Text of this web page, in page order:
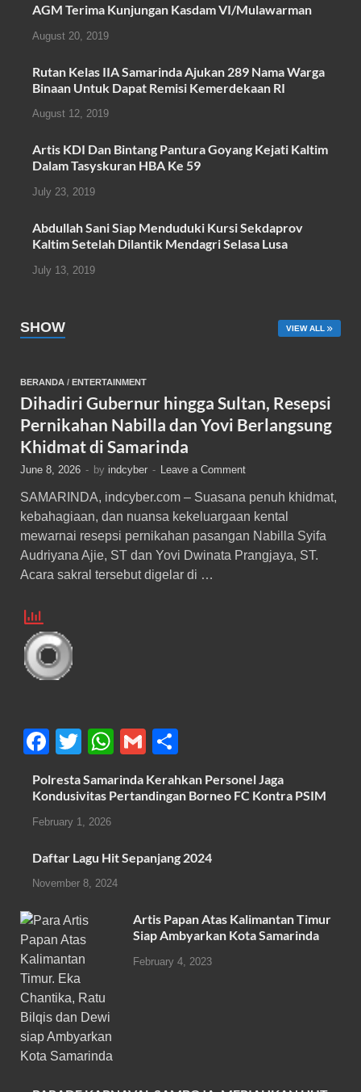
c
e
b
o
o
k
tt
er
at
A
p
ail ar
AGM Terima Kunjungan Kasdam VI/Mulawarman
August 20, 2019
Rutan Kelas IIA Samarinda Ajukan 289 Nama Warga
Binaan Untuk Dapat Remisi Kemerdekaan RI
August 12, 2019
Artis KDI Dan Bintang Pantura Goyang Kejati Kaltim
Dalam Tasyskuran HBA Ke 59
July 23, 2019
Abdullah Sani Siap Menduduki Kursi Sekdaprov
Kaltim Setelah Dilantik Mendagri Selasa Lusa
July 13, 2019
SHOW VIEW ALL
BERANDA / ENTERTAINMENT
Dihadiri Gubernur hingga Sultan, Resepsi
Pernikahan Nabilla dan Yovi Berlangsung
Khidmat di Samarinda
June 8, 2026 - by indcyber - Leave a Comment
SAMARINDA, indcyber.com – Suasana penuh khidmat,
kebahagiaan, dan nuansa kekeluargaan kental
mewarnai resepsi pernikahan pasangan Nabilla Syifa
Audriyana Ajie, ST dan Yovi Dwinata Prangjaya, ST.
Acara sakral tersebut digelar di …
F
c
e
o
o
k
T
tt
er
W
at
p
p
G
ail ar
Polresta Samarinda Kerahkan Personel Jaga
Kondusivitas Pertandingan Borneo FC Kontra PSIM
February 1, 2026
Daftar Lagu Hit Sepanjang 2024
November 8, 2024
Artis Papan Atas Kalimantan Timur
Siap Ambyarkan Kota Samarinda
February 4, 2023